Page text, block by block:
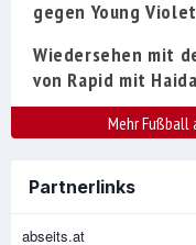
gegen Young
Wiedersehen mit
von Rapid mit
Mehr
Partnerlinks
abseits.at